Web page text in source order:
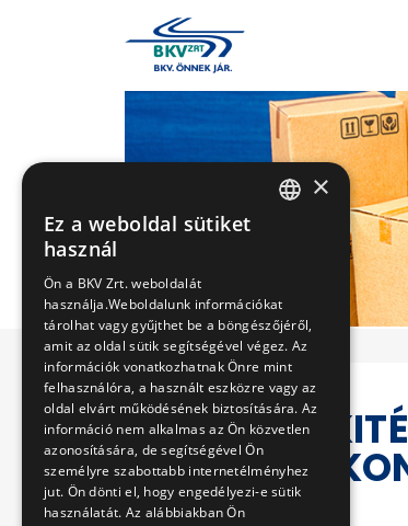
MOZGÓ
Eljárás száma
×
Ez a weboldal sütiket
használ
Ön a BKV Zrt. weboldalát
használja.Weboldalunk információkat
tárolhat vagy gyűjthet be a böngészőjéről,
amit az oldal sütik segítségével végez. Az
információk vonatkozhatnak Önre mint
felhasználóra, a használt eszközre vagy az
oldal elvárt működésének biztosítására. Az
információ nem alkalmas az Ön közvetlen
azonosítására, de segítségével Ön
személyre szabottabb internetélményhez
jut. Ön dönti el, hogy engedélyezi-e sütik
használatát. Az alábbiakban Ön